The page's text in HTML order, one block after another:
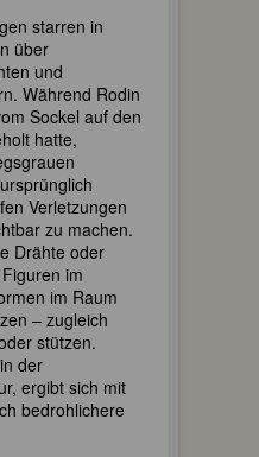
starren in
über
und
Während Rodin
Sockel auf den
hatte,
Verletzungen
zu machen.
Drähte oder
im
im Raum
– zugleich
stützen.
der
ergibt sich mit
bedrohlichere